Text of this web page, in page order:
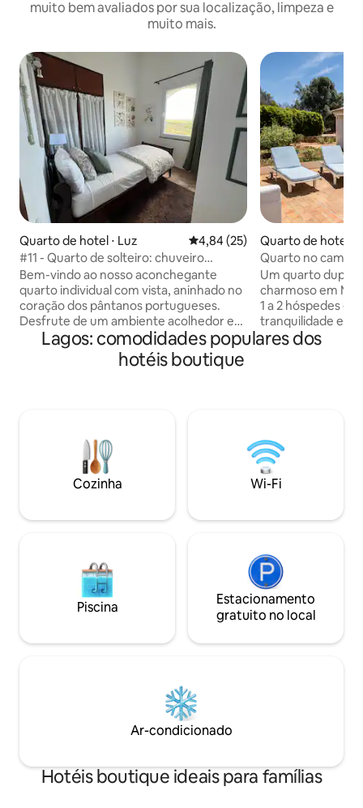
muito bem avaliados por sua localização, limpeza e
muito mais.
Quarto de hotel ⋅ Luz 4,84 de uma avaliação média
4,84 (25)
#11 - Quarto de solteiro: chuveiro
privativo, banheiro compartilhado
Bem-vindo ao nosso aconchegante
quarto individual com vista, aninhado no
coração dos pântanos portugueses.
Desfrute de um ambiente acolhedor e
convidativo com uma cama confortável,
chuveiro privado e vaso sanitário
compartilhado mantido com altos
próximas a poucos minutos de distância
(de carro). Retire-se para seu quarto
tranquilo com vista para o final do dia.
Experimente o máximo conforto e
Quarto de hotel ⋅
o João
Quarto no
e estadia
Um quarto duplo
charmoso em
1 a 2 hóspedes
tranquilidade e
Possui uma cama
mais longas,
refúgio suave e
zona rural do
Lagos: comodidades populares dos
hotéis boutique
Cozinha Wi-Fi
Piscina
Estacionamento
gratuito no local
Ar-condicionado
Hotéis boutique ideais para famílias